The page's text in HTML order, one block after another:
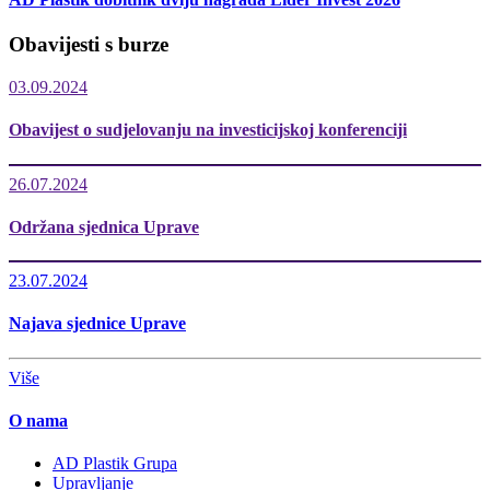
Obavijesti s burze
03.09.2024
Obavijest o sudjelovanju na investicijskoj konferenciji
26.07.2024
Održana sjednica Uprave
23.07.2024
Najava sjednice Uprave
Više
O nama
AD Plastik Grupa
Upravljanje